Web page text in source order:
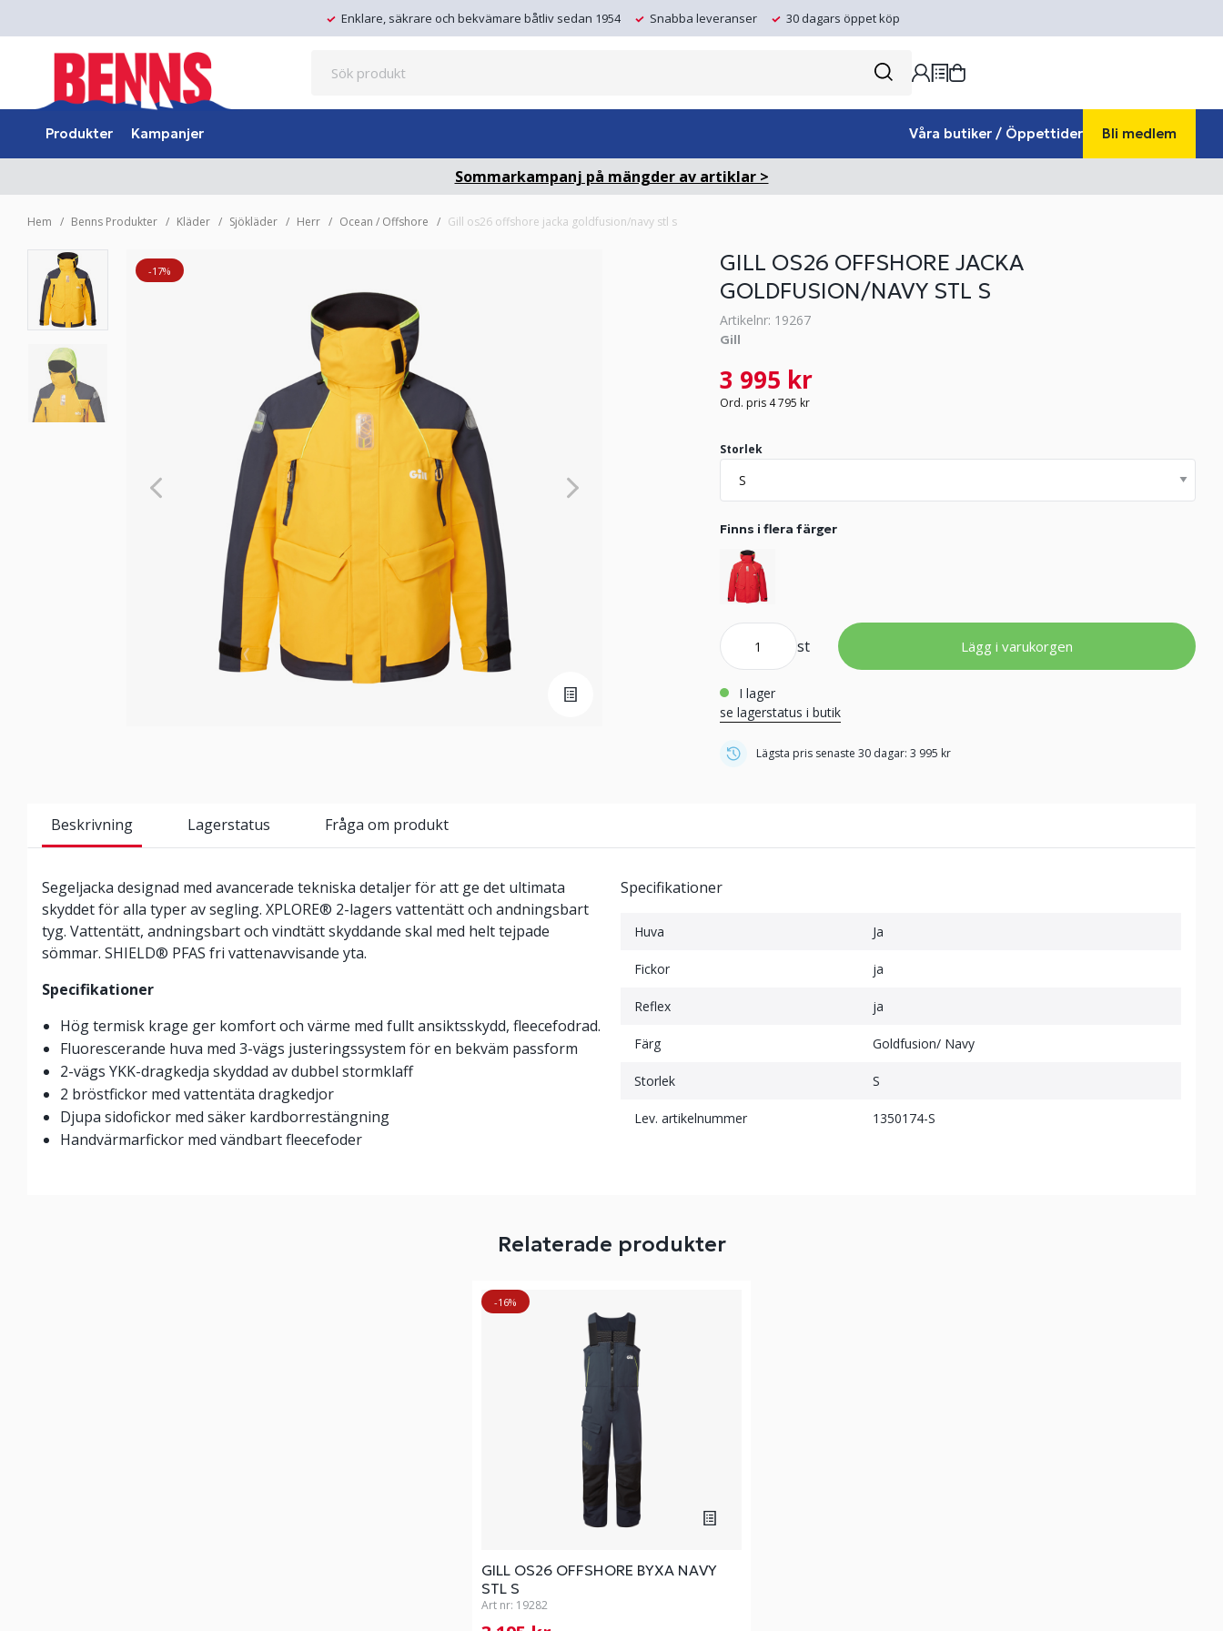
Enklare, säkrare och bekvämare båtliv sedan 1954 Snabba leveranser 30 dagars öppet köp
Produkter Kampanjer Våra butiker / Öppettider Bli medlem
Sommarkampanj på mängder av artiklar >
Hem Benns Produkter Kläder Sjökläder Herr Ocean / Offshore Gill os26 offshore jacka goldfusion/navy stl s
-17%
GILL OS26 OFFSHORE JACKA
GOLDFUSION/NAVY STL S
Artikelnr: 19267
Gill
3 995 kr
Ord. pris 4 795 kr
Storlek
Finns i flera färger
st Lägg i varukorgen
i lager
se lagerstatus i butik
Lägsta pris senaste 30 dagar: 3 995 kr
Beskrivning Lagerstatus Fråga om produkt
Segeljacka designad med avancerade tekniska detaljer för att ge det ultimata
skyddet för alla typer av segling. XPLORE® 2-lagers vattentätt och andningsbart
tyg. Vattentätt, andningsbart och vindtätt skyddande skal med helt tejpade
sömmar. SHIELD® PFAS fri vattenavvisande yta.
Specifikationer
Hög termisk krage ger komfort och värme med fullt ansiktsskydd, fleecefodrad.
Fluorescerande huva med 3-vägs justeringssystem för en bekväm passform
2-vägs YKK-dragkedja skyddad av dubbel stormklaff
2 bröstfickor med vattentäta dragkedjor
Djupa sidofickor med säker kardborrestängning
Handvärmarfickor med vändbart fleecefoder
Specifikationer
Huva Ja
Fickor ja
Reflex ja
Färg Goldfusion/ Navy
Storlek S
Lev. artikelnummer 1350174-S
Relaterade produkter
-16%
GILL OS26 OFFSHORE BYXA NAVY
STL S
Art nr: 19282